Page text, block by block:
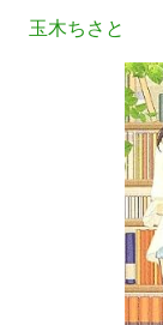
玉木ちさと